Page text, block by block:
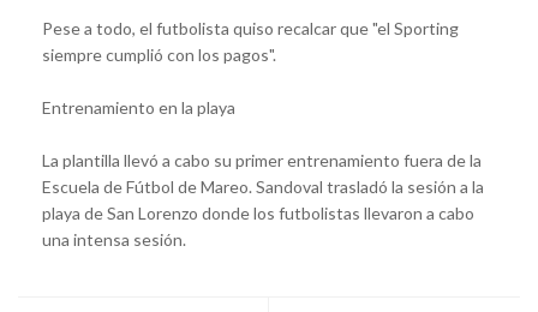
Pese a todo, el futbolista quiso recalcar que "el Sporting
siempre cumplió con los pagos".
Entrenamiento en la playa
La plantilla llevó a cabo su primer entrenamiento fuera de la
Escuela de Fútbol de Mareo. Sandoval trasladó la sesión a la
playa de San Lorenzo donde los futbolistas llevaron a cabo
una intensa sesión.